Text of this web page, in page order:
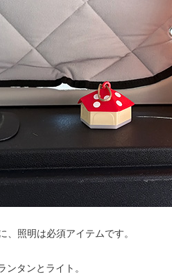
照明は必須アイテムです。
タンとライト。